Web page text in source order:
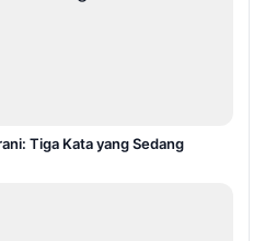
Tiga Kata yang Sedang